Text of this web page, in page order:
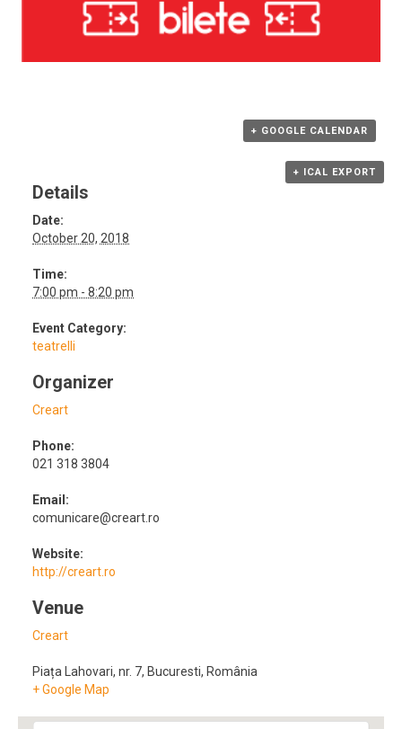
+ GOOGLE CALENDAR
+ ICAL EXPORT
Details
Date:
October 20, 2018
Time:
7:00 pm - 8:20 pm
Event Category:
teatrelli
Organizer
Creart
Phone:
021 318 3804
Email:
comunicare@creart.ro
Website:
http://creart.ro
Venue
Creart
Piața Lahovari, nr. 7, Bucuresti, România
+ Google Map